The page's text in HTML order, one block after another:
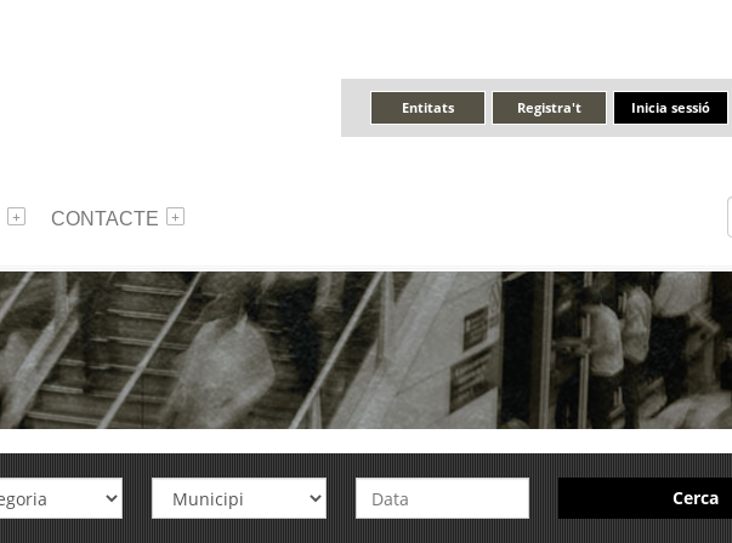
Inicia sessió
Registra't
Entitats
CONTACTE
Cerca